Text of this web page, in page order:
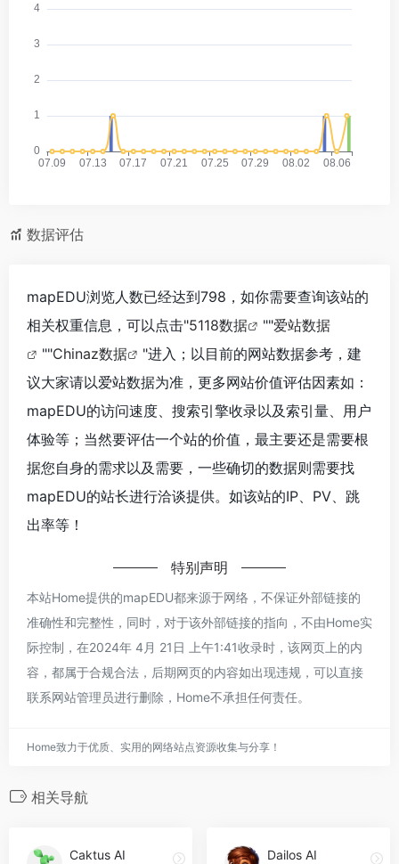
数据评估
mapEDU浏览人数已经达到798，如你需要查询该站的
相关权重信息，可以点击"5118数据 ""爱站数据
""Chinaz数据
"进入；以目前的网站数据参考，建
议大家请以爱站数据为准，更多网站价值评估因素如：
mapEDU的访问速度、搜索引擎收录以及索引量、用户
体验等；当然要评估一个站的价值，最主要还是需要根
据您自身的需求以及需要，一些确切的数据则需要找
mapEDU的站长进行洽谈提供。如该站的IP、PV、跳
出率等！
特别声明
本站Home提供的mapEDU都来源于网络，不保证外部链接的
准确性和完整性，同时，对于该外部链接的指向，不由Home实
际控制，在2024年 4月 21日 上午1:41收录时，该网页上的内
容，都属于合规合法，后期网页的内容如出现违规，可以直接
联系网站管理员进行删除，Home不承担任何责任。
Home致力于优质、实用的网络站点资源收集与分享！
相关导航
Caktus AI Dailos AI